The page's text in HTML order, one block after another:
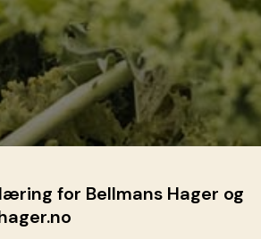
for Bellmans Hager og